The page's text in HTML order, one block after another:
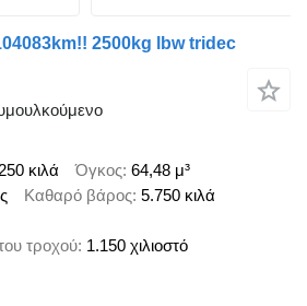
2500kg lbw tridec
κιλά Όγκος 64,48 μ³
Καθαρό βάρος 5.750 κιλά
τροχού 1.150 χιλιοστό